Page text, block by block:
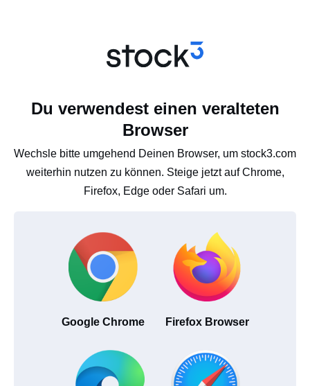
Du verwendest einen veralteten
Browser
Wechsle bitte umgehend Deinen Browser, um stock3.com
weiterhin nutzen zu können. Steige jetzt auf Chrome,
Firefox, Edge oder Safari um.
Google Chrome Firefox Browser